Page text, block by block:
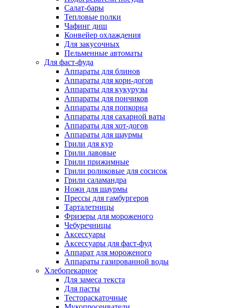
Салат-бары
Тепловые полки
Чафинг диш
Конвейер охлаждения
Для закусочных
Пельменные автоматы
Для фаст-фуда
Аппараты для блинов
Аппараты для корн-догов
Аппараты для кукурузы
Аппараты для пончиков
Аппараты для попкорна
Аппараты для сахарной ваты
Аппараты для хот-догов
Аппараты для шаурмы
Грили для кур
Грили лавовые
Грили прижимные
Грили роликовые для сосисок
Грили саламандра
Ножи для шаурмы
Прессы для гамбургеров
Тарталетницы
Фризеры для мороженого
Чебуречницы
Аксессуары
Аксессуары для фаст-фуд
Аппарат для мороженого
Аппараты газированной воды
Хлебопекарное
Для замеса текста
Для пасты
Тестораскаточные